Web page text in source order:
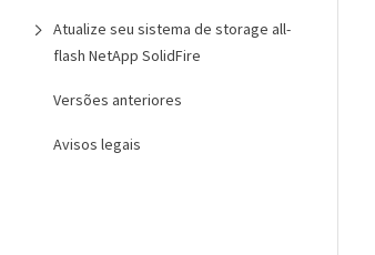
Atualize seu sistema de storage all-
flash NetApp SolidFire
Versões anteriores
Avisos legais